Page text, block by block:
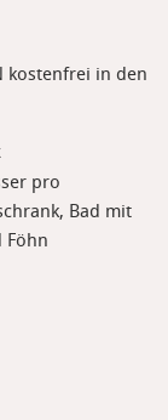
kostenfrei in den
pro
Bad mit
Föhn